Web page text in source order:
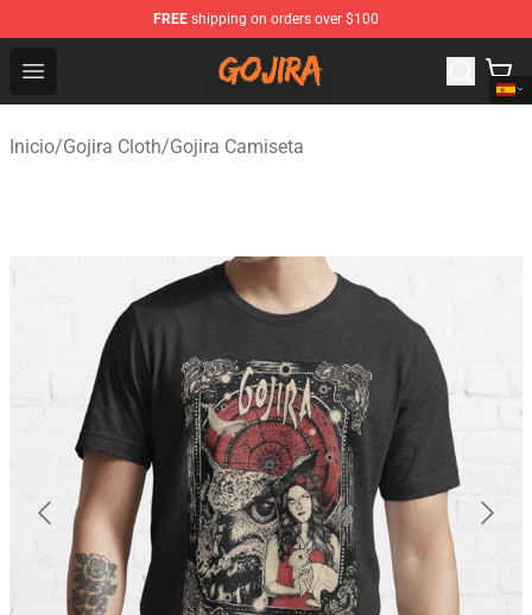
FREE shipping on orders over $100
Open menu
Gojira Shop - Official Gojira Merchandise Store
Inicio/Gojira Cloth/Gojira Camiseta